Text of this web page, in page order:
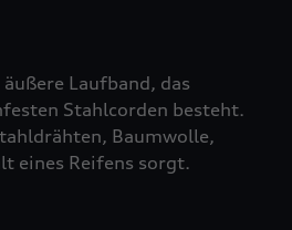
Laufband, das
Stahlcorden besteht.
Baumwolle,
eines Reifens sorgt.